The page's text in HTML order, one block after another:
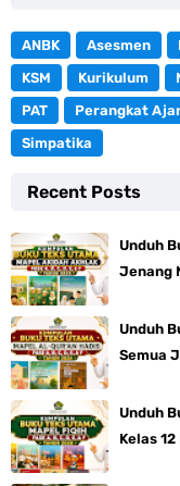
ANBK Asesmen
KSM
Kurikulum
PAT
Perangkat
Simpatika
Recent Posts
Unduh
Jenang
Unduh
Semua
Unduh
Kelas